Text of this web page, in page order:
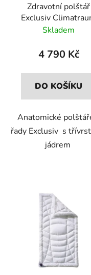
Zdravotní polštář
Exclusiv
Skladem
4 790 Kč
DO KOŠÍKU
Anatomické
řady Exclusiv s
jádrem